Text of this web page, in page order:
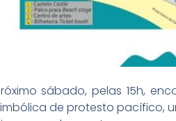
sábado, pelas 15h,
de protesto pacífico,